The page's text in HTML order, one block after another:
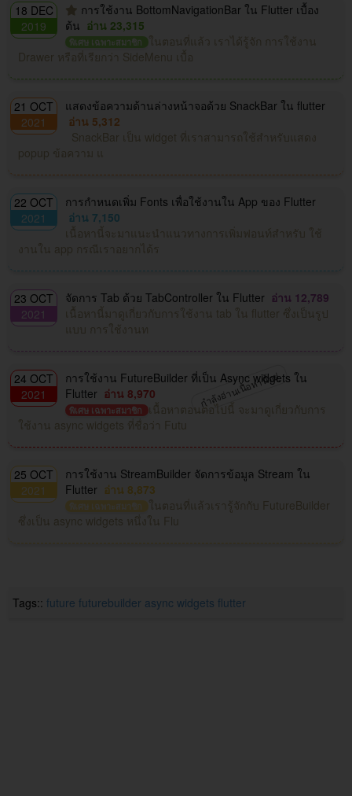
18 DEC
2019
การใช้งาน BottomNavigationBar ใน Flutter เบื้อง
ต้น อ่าน 23,315
พิเศษ เฉพาะสมาชิก
ในตอนที่แล้ว เราได้รู้จัก การใช้งาน
Drawer หรือที่เรียกว่า SideMenu เบื้อ
21 OCT
2021
แสดงข้อความด้านล่างหน้าจอด้วย SnackBar ใน flutter
อ่าน 5,312
SnackBar เป็น widget ที่เราสามารถใช้สำหรับแสดง
popup ข้อความ แ
22 OCT
2021
การกำหนดเพิ่ม Fonts เพื่อใช้งานใน App ของ Flutter
อ่าน 7,150
เนื้อหานี้จะมาแนะนำแนวทางการเพิ่มฟอนท์สำหรับ ใช้
งานใน app กรณีเราอยากได้ร
23 OCT
2021
จัดการ Tab ด้วย TabController ใน Flutter อ่าน 12,789
เนื้อหานี้มาดูเกี่ยวกับการใช้งาน tab ใน flutter ซึ่งเป็นรูป
แบบ การใช้งานท
กำลังอ่านเนื้อหานี้อยู่
24 OCT
2021
การใช้งาน FutureBuilder ที่เป็น Async widgets ใน
Flutter อ่าน 8,970
พิเศษ เฉพาะสมาชิก
เนื้อหาตอนต่อไปนี้ จะมาดูเกี่ยวกับการ
ใช้งาน async widgets ที่ชื่อว่า Futu
25 OCT
2021
การใช้งาน StreamBuilder จัดการข้อมูล Stream ใน
Flutter อ่าน 8,873
พิเศษ เฉพาะสมาชิก
ในตอนที่แล้วเรารู้จักกับ FutureBuilder
ซึ่งเป็น async widgets หนึ่งใน Flu
Tags::future futurebuilder async widgets flutter